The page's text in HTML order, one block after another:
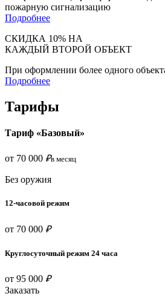
пожарную сигнализацию
Подробнее
СКИДКА 10% НА
КАЖДЫЙ ВТОРОЙ ОБЪЕКТ
При оформлении более одного
Подробнее
Тарифы
Тариф «Базовый»
от 70 000 ₽в месяц
Без оружия
12-часовой режим
от 70 000 ₽
Круглосуточный режим 24 часа
от 95 000 ₽
Заказать